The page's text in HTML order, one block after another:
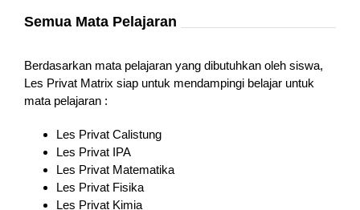
Semua Mata Pelajaran
Berdasarkan mata pelajaran yang dibutuhkan oleh siswa,
Les Privat Matrix siap untuk mendampingi belajar untuk
mata pelajaran :
Les Privat Calistung
Les Privat IPA
Les Privat Matematika
Les Privat Fisika
Les Privat Kimia